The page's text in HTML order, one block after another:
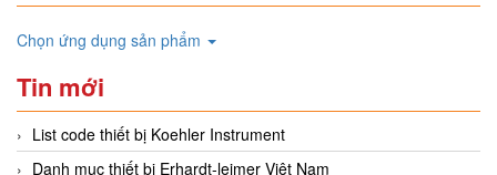
Chọn ứng dụng sản phẩm
Tin mới
List code thiết bị Koehler Instrument
Danh mục thiết bị Erhardt-leimer Việt Nam